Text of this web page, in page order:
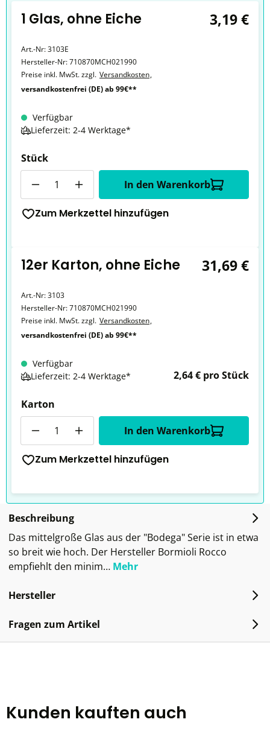
1 Glas, ohne Eiche 3,19 €
Art.-Nr:3103E
Hersteller-Nr:710870MCH021990
Preise inkl. MwSt. zzgl. Versandkosten,
versandkostenfrei (DE) ab 99€**
Verfügbar
Lieferzeit: 2-4 Werktage*
Stück
In den Warenkorb
Zum Merkzettel hinzufügen
12er Karton, ohne Eiche 31,69 €
Art.-Nr:3103
Hersteller-Nr:710870MCH021990
Preise inkl. MwSt. zzgl. Versandkosten,
versandkostenfrei (DE) ab 99€**
Verfügbar
Lieferzeit: 2-4 Werktage*
2,64 € pro Stück
Karton
In den Warenkorb
Zum Merkzettel hinzufügen
Beschreibung
Das mittelgroße Glas aus der "Bodega" Serie ist in etwa
so breit wie hoch. Der Hersteller Bormioli Rocco
empfiehlt den minim… Mehr
Hersteller
Fragen zum Artikel
Kunden kauften auch